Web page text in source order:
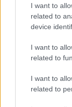
I want to
related to
device
I want to
related to
I want to
related to